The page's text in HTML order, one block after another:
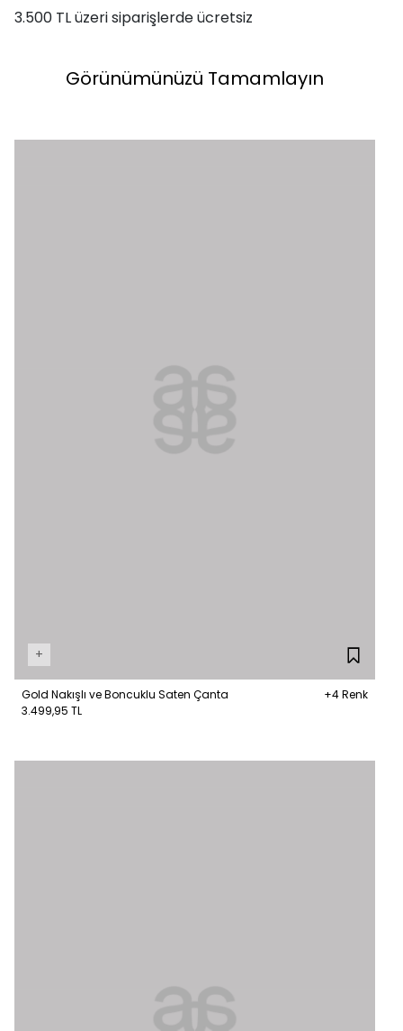
3.500 TL üzeri siparişlerde ücretsiz
Görünümünüzü Tamamlayın
+
Gold Nakışlı ve Boncuklu Saten Çanta
+4 Renk
3.499,95 TL